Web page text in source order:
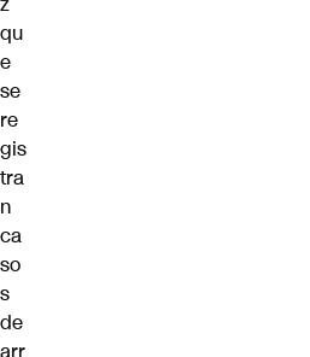
qu
e
se
re
gis
tra
n
ca
so
s
de